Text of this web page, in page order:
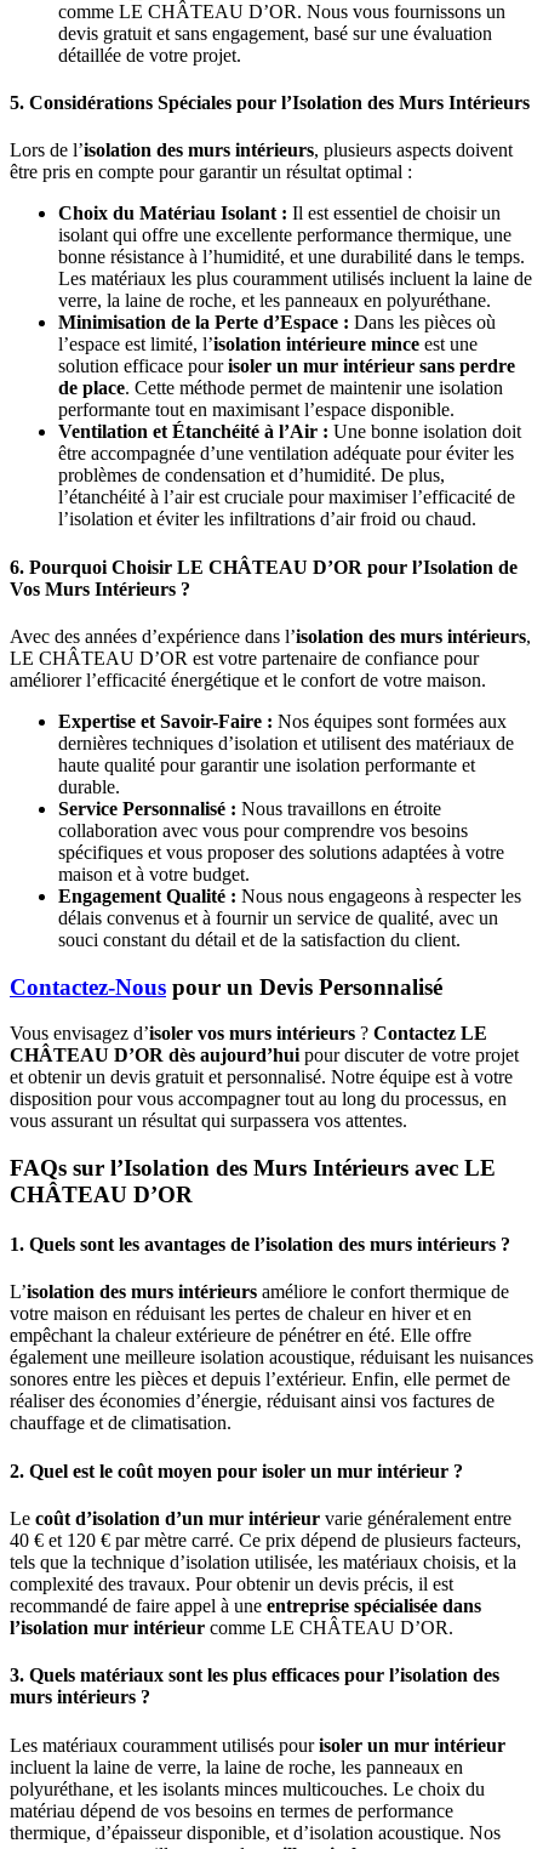
comme LE CHÂTEAU D’OR. Nous vous fournissons un
devis gratuit et sans engagement, basé sur une évaluation
détaillée de votre projet.
5. Considérations Spéciales pour l’Isolation des Murs Intérieurs
Lors de l’isolation des murs intérieurs, plusieurs aspects doivent
être pris en compte pour garantir un résultat optimal :
Choix du Matériau Isolant : Il est essentiel de choisir un
isolant qui offre une excellente performance thermique, une
bonne résistance à l’humidité, et une durabilité dans le temps.
Les matériaux les plus couramment utilisés incluent la laine de
verre, la laine de roche, et les panneaux en polyuréthane.
Minimisation de la Perte d’Espace : Dans les pièces où
l’espace est limité, l’isolation intérieure mince est une
solution efficace pourisoler un mur intérieur sans perdre
de place. Cette méthode permet de maintenir une isolation
performante tout en maximisant l’espace disponible.
Ventilation et Étanchéité à l’Air : Une bonne isolation doit
être accompagnée d’une ventilation adéquate pour éviter les
problèmes de condensation et d’humidité. De plus,
l’étanchéité à l’air est cruciale pour maximiser l’efficacité de
l’isolation et éviter les infiltrations d’air froid ou chaud.
6. Pourquoi Choisir LE CHÂTEAU D’OR pour l’Isolation de
Vos Murs Intérieurs ?
Avec des années d’expérience dans l’isolation des murs intérieurs,
LE CHÂTEAU D’OR est votre partenaire de confiance pour
améliorer l’efficacité énergétique et le confort de votre maison.
Expertise et Savoir-Faire : Nos équipes sont formées aux
dernières techniques d’isolation et utilisent des matériaux de
haute qualité pour garantir une isolation performante et
durable.
Service Personnalisé : Nous travaillons en étroite
collaboration avec vous pour comprendre vos besoins
spécifiques et vous proposer des solutions adaptées à votre
maison et à votre budget.
Engagement Qualité : Nous nous engageons à respecter les
délais convenus et à fournir un service de qualité, avec un
souci constant du détail et de la satisfaction du client.
Contactez-Nous pour un Devis Personnalisé
Vous envisagez d’isoler vos murs intérieurs ? Contactez LE
CHÂTEAU D’OR dès aujourd’hui pour discuter de votre projet
et obtenir un devis gratuit et personnalisé. Notre équipe est à votre
disposition pour vous accompagner tout au long du processus, en
vous assurant un résultat qui surpassera vos attentes.
FAQs sur l’Isolation des Murs Intérieurs avec LE
CHÂTEAU D’OR
1. Quels sont les avantages de l’isolation des murs intérieurs ?
L’isolation des murs intérieurs améliore le confort thermique de
votre maison en réduisant les pertes de chaleur en hiver et en
empêchant la chaleur extérieure de pénétrer en été. Elle offre
également une meilleure isolation acoustique, réduisant les nuisances
sonores entre les pièces et depuis l’extérieur. Enfin, elle permet de
réaliser des économies d’énergie, réduisant ainsi vos factures de
chauffage et de climatisation.
2. Quel est le coût moyen pour isoler un mur intérieur ?
Le coût d’isolation d’un mur intérieur varie généralement entre
40 € et 120 € par mètre carré. Ce prix dépend de plusieurs facteurs,
tels que la technique d’isolation utilisée, les matériaux choisis, et la
complexité des travaux. Pour obtenir un devis précis, il est
recommandé de faire appel à une entreprise spécialisée dans
l’isolation mur intérieur comme LE CHÂTEAU D’OR.
3. Quels matériaux sont les plus efficaces pour l’isolation des
murs intérieurs ?
Les matériaux couramment utilisés pourisoler un mur intérieur
incluent la laine de verre, la laine de roche, les panneaux en
polyuréthane, et les isolants minces multicouches. Le choix du
matériau dépend de vos besoins en termes de performance
thermique, d’épaisseur disponible, et d’isolation acoustique. Nos